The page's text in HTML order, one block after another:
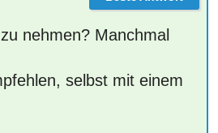
nehmen? Manchmal
selbst mit einem